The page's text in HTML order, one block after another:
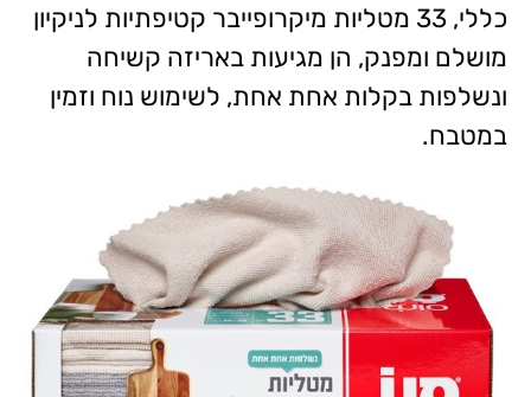
כללי, 33 מטליות מיקרופייבר קטיפתיות לניקיון
מושלם ומפנק, הן מגיעות באריזה קשיחה
ונשלפות בקלות אחת אחת, לשימוש נוח וזמין
במטבח.